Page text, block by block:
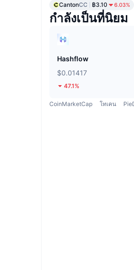
CantonCC ฿3.10 6.03%
กำลังเป็นที่นิยม
Hashflow
$0.01417
47.1%
CoinMarketCap โทเคน